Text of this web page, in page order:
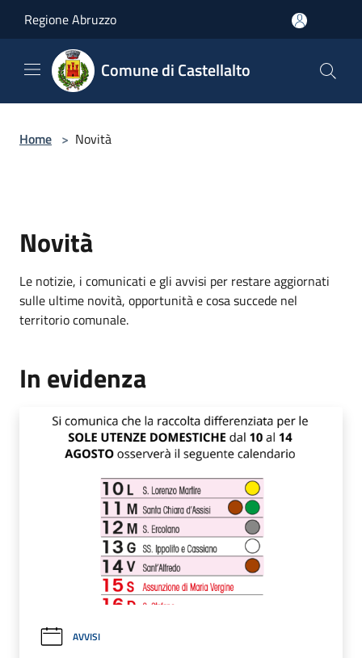
Regione Abruzzo
Comune di Castellalto
Home > Novità
Novità
Le notizie, i comunicati e gli avvisi per restare aggiornati
sulle ultime novità, opportunità e cosa succede nel
territorio comunale.
In evidenza
AVVISI